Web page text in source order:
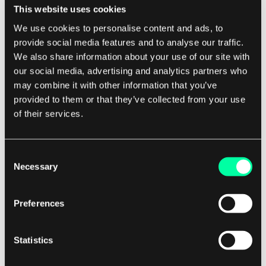
This website uses cookies
We use cookies to personalise content and ads, to
provide social media features and to analyse our traffic.
We also share information about your use of our site with
our social media, advertising and analytics partners who
may combine it with other information that you’ve
provided to them or that they’ve collected from your use
of their services.
Selection
Necessary
Preferences
Statistics
Animationen und Hervorhebungen auf der
den Kunden zu verbessern. Der Einsatz von
Elementen wie Hintergrundvideos sollte das
Interesse der Nutzer wecken und sie
ermutigen, mehr über das Angebot zu
erfahren.
Mehrsprachiger Aufbau zur
Steigerung von Besuchen,
Engagement und Konversion
Um die Reichweite von Indoorway zu
der Website zu erhöhen, haben wir Webflow